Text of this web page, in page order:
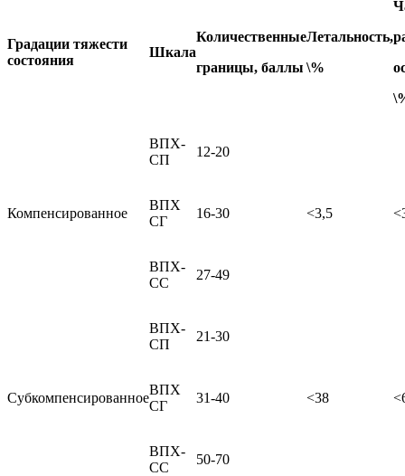
Градации тяжести
состояния
Шкала
Количественные
границы, баллы
Летальность,
\%
Компенсированное
ВПХ-
СП
12-20
<3,5
ВПХ
СГ
16-30
ВПХ-
СС
27-49
Субкомпенсированное
ВПХ-
СП
21-30
<38
ВПХ
СГ
31-40
ВПХ-
СС
50-70